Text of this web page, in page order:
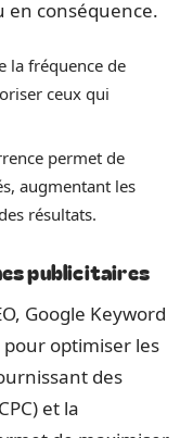
en conséquence.
la fréquence de
ceux qui
permet de
augmentant les
résultats.
publicitaires
Google Keyword
optimiser les
des
et la